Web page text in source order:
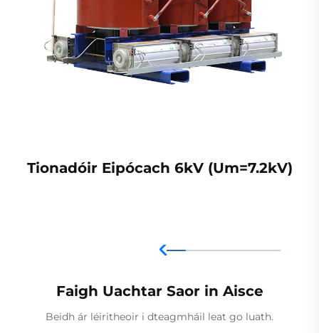
Tionadóir Eipócach 6kV (Um=7.2kV)
Faigh Uachtar Saor in Aisce
Beidh ár léiritheoir i dteagmháil leat go luath.